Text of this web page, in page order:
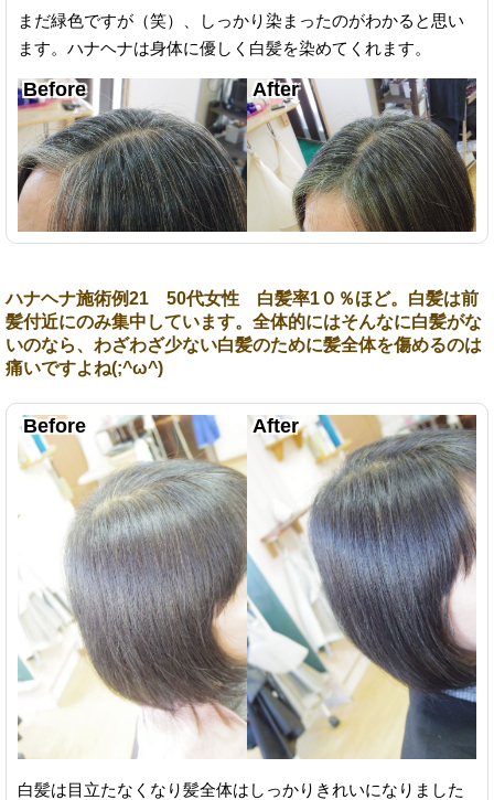
まだ緑色ですが（笑）、しっかり染まったのがわかると思い
ます。ハナヘナは身体に優しく白髪を染めてくれます。
ハナヘナ施術例21 50代女性 白髪率1０％ほど。白髪は前
髪付近にのみ集中しています。全体的にはそんなに白髪がな
いのなら、わざわざ少ない白髪のために髪全体を傷めるのは
痛いですよね(;^ω^)
白髪は目立たなくなり髪全体はしっかりきれいになりました